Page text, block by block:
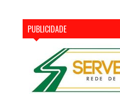
PUBLICIDADE